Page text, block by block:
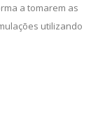
a tomarem as
utilizando